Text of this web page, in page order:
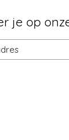
je op